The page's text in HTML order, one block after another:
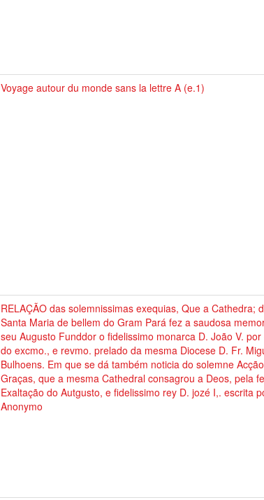
Voyage autour du monde sans la lettre A (e.1)
RELAÇÃO das solemnissimas exequias, Que a Cathedra;
Santa Maria de bellem do Gram Pará fez a saudosa
seu Augusto Funddor o fidelissimo monarca D. João V. por
do excmo., e revmo. prelado da mesma Diocese D. Fr.
Bulhoens. Em que se dá também noticia do solemne
Graças, que a mesma Cathedral consagrou a Deos, pela
Exaltação do Autgusto, e fidelissimo rey D. jozé I,. escrita
Anonymo